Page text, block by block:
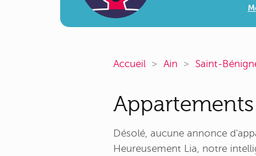
Accueil Ain Saint-
Désolé, aucune annonce
Heureusement Lia, notre